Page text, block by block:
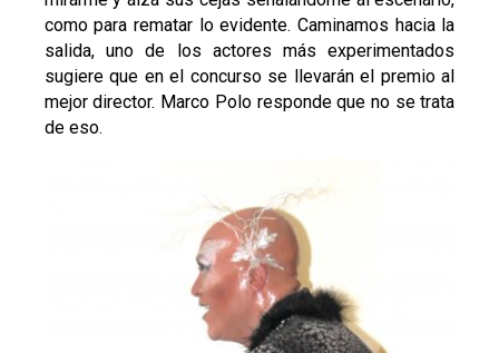
como para rematar lo evidente. Caminamos hacia la
salida, uno de los actores más experimentados
sugiere que en el concurso se llevarán el premio al
mejor director. Marco Polo responde que no se trata
de eso.